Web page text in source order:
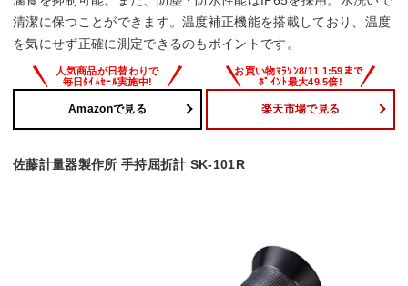
清潔に保つことができます。温度補正機能を搭載しており、温度
を気にせず正確に測定できるのもポイントです。
Amazonで見る 楽天市場で見る
佐藤計量器製作所 手持屈折計 SK-101R